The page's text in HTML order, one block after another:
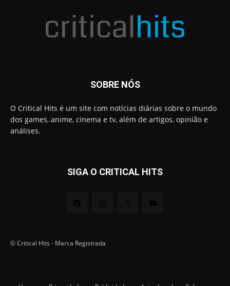
SOBRE NÓS
O Critical Hits é um site com notícias diárias sobre o mundo
dos games, anime, cinema e tv, além de artigos, opinião e
análises.
SIGA O CRITICAL HITS
© Critical Hits - Marca Registrada